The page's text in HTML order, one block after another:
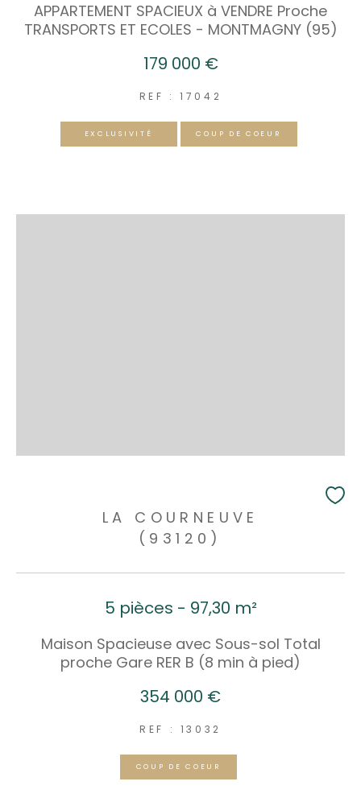
APPARTEMENT SPACIEUX à VENDRE Proche
TRANSPORTS ET ECOLES - MONTMAGNY (95)
179 000 €
REF : 17042
EXCLUSIVITÉ COUP DE COEUR
LA COURNEUVE
(93120)
5 pièces - 97,30 m²
Maison Spacieuse avec Sous-sol Total
proche Gare RER B (8 min à pied)
354 000 €
REF : 13032
COUP DE COEUR